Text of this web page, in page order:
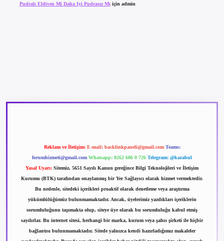
Pudralı Eldiven Mi Daha Iyi Pudrasız Mı için admin
Reklam ve İletişim: E-mail: backlinkpaneli@gmail.com Teams:
forumhizmeti@gmail.com Whatsapp: 0262 606 0 726 Telegram: @karabul
Yasal Uyarı: Sitemiz, 5651 Sayılı Kanun gereğince Bilgi Teknolojileri ve İletişim
Kurumu (BTK) tarafından onaylanmış bir Yer Sağlayıcı olarak hizmet vermektedir.
Bu nedenle, sitedeki içerikleri proaktif olarak denetleme veya araştırma
yükümlülüğümüz bulunmamaktadır. Ancak, üyelerimiz yazdıkları içeriklerin
sorumluluğunu taşımakta olup, siteye üye olarak bu sorumluluğu kabul etmiş
sayılırlar. Bu internet sitesi, herhangi bir marka, kurum veya şahıs şirketi ile hiçbir
bağlantısı bulunmamaktadır. Sitede yalnızca kendi hazırladığımız makaleler